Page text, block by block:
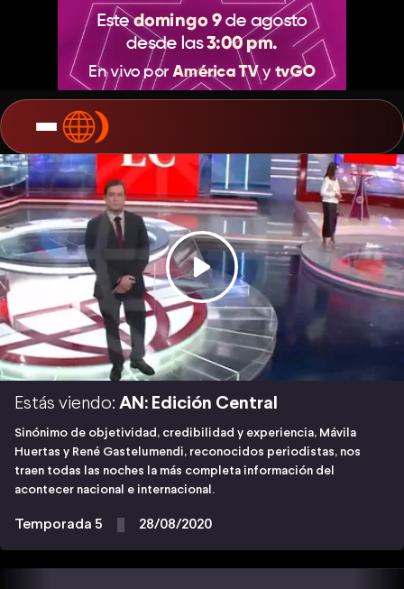
Estás viendo: AN: Edición Central
Sinónimo de objetividad, credibilidad y experiencia, Mávila
Huertas y René Gastelumendi, reconocidos periodistas, nos
traen todas las noches la más completa información del
acontecer nacional e internacional.
Temporada 5 28/08/2020